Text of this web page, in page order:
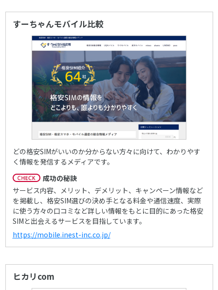
すーちゃんモバイル比較
どの格安SIMがいいのか分からない方々に向けて、わかりやす
く情報を発信するメディアです。
成功の秘訣
サービス内容、メリット、デメリット、キャンペーン情報など
を掲載し、格安SIM選びの決め手となる料金や通信速度、実際
に使う方々の口コミなど詳しい情報をもとに目的にあった格安
SIMと出会えるサービスを目指しています。
https://mobile.inest-inc.co.jp/
ヒカリcom